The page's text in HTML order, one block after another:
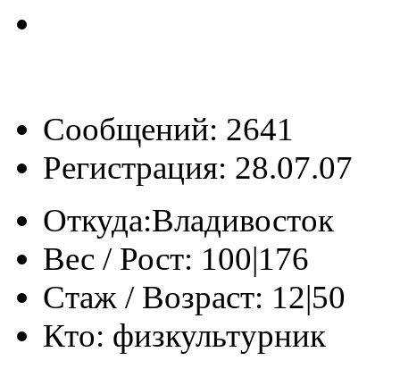
Сообщений: 2641
Регистрация: 28.07.07
Откуда:Владивосток
Вес / Рост: 100|176
Стаж / Возраст: 12|50
Кто: физкультурник